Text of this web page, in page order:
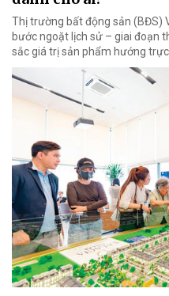
Thị trường bất động sản (BĐS)
bước ngoặt lịch sử – giai đoạn
sắc giá trị sản phẩm hướng